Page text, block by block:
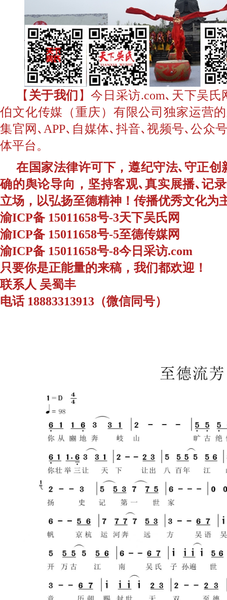
【 关于我们 】今日采访.com､天下吴
伯文化传媒（重庆）有限公司独家运营
集官网､APP､自媒体､抖音､视频号､公众
体平台。
在国家法律许可下，遵纪守法､守正创
确的舆论导向，坚持客观､真实展播､记
立场，以弘扬至德精神！传播优秀文化为
渝ICP备 15011658号-3天下吴氏网
渝ICP备 15011658号-5至德传媒网
渝ICP备 15011658号-8今日采访.com
只要你是正能量的来稿，我们都欢迎！
联系人 吴蜀丰
电话 18883313913（微信同号）